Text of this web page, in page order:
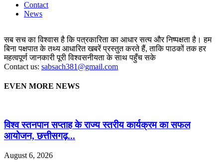
Contact
News
सब सच का विश्वास है कि पत्रकारिता का आधार सत्य और निष्पक्षता है। हम
बिना पक्षपात के तथ्य आधारित खबरें प्रस्तुत करते हैं, ताकि पाठकों तक हर
महत्वपूर्ण जानकारी पूरी विश्वसनीयता के साथ पहुँच सके
Contact us: sabsach381@gmail.com
EVEN MORE NEWS
विश्व स्तनपान सप्ताह के राज्य स्तरीय कार्यक्रम का सफल
आयोजन, छत्तीसगढ़...
August 6, 2026